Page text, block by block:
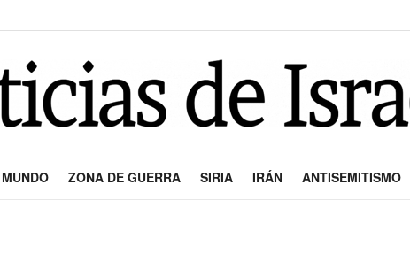
MUNDO ZONA DE GUERRA SIRIA IRÁN ANTISEMITISMO